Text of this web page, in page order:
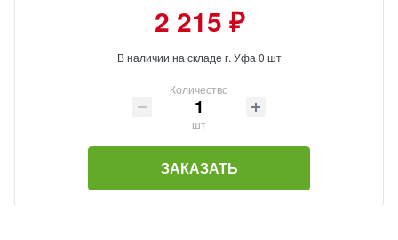
2 215 ₽
В наличии на складе г. Уфа 0 шт
Количество
шт
ЗАКАЗАТЬ